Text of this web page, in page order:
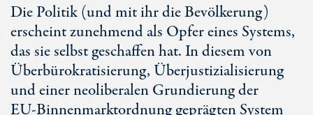
Die Politik (und mit ihr die Bevölkerung)
erscheint zunehmend als Opfer eines Systems,
das sie selbst geschaffen hat. In diesem von
Überbürokratisierung, Überjustizialisierung
und einer neoliberalen Grundierung der
EU-Binnenmarktordnunggeprägten System